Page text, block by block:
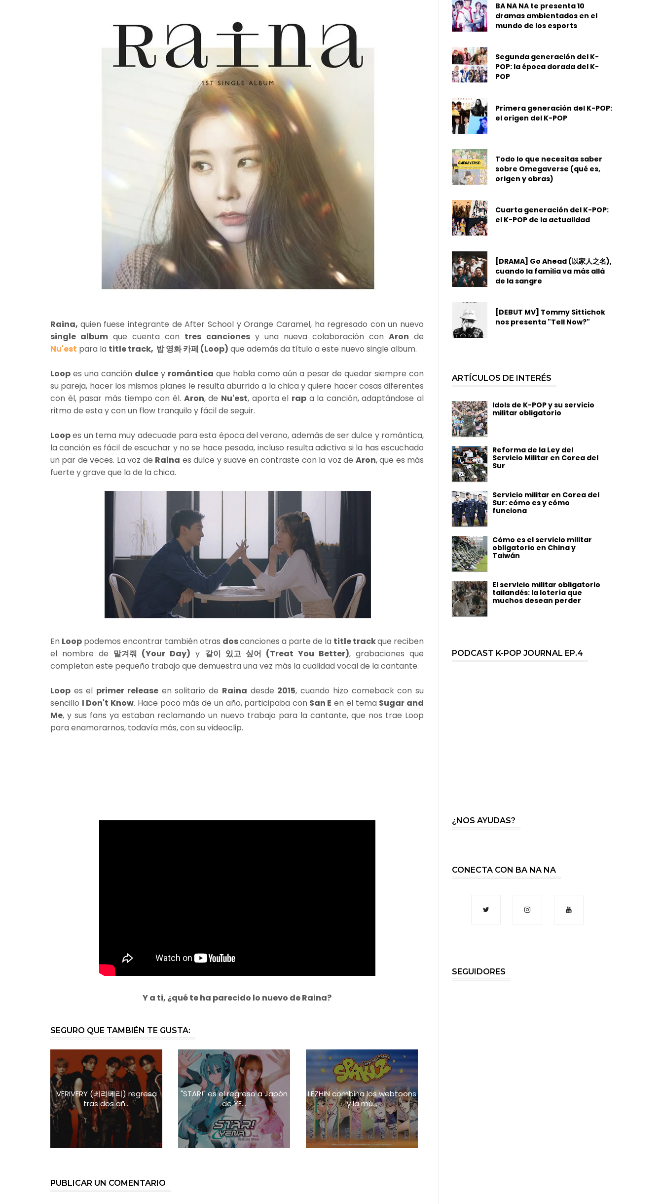
Raina, quien fuese integrante de After School y Orange Caramel, ha regresado con un nuevo
single album que cuenta con tres cancionesy una nueva colaboración conAron de
Nu'est para la title track, 밥 영화 카페 (Loop) que además da título a este nuevo single album.
Loop es una canción dulce y romántica que habla como aún a pesar de quedar siempre con
su pareja, hacer los mismos planes le resulta aburrido a la chica y quiere hacer cosas diferentes
con él, pasar más tiempo con él. Aron, de Nu'est, aporta el rapa la canción, adaptándose al
ritmo de esta y con un flow tranquilo y fácil de seguir.
Loopes un tema muy adecuade para esta época del verano, además de ser dulce y romántica,
la canción es fácil de escuchar y no se hace pesada, incluso resulta adictiva si la has escuchado
un par de veces. La voz de Raina es dulce y suave en contraste con la voz de Aron, que es más
fuerte y grave que la de la chica.
En Loop podemos encontrar también otras doscanciones a parte de la title trackque reciben
el nombre de 맡겨줘 (Your Day) y 같이 있고 싶어 (Treat You Better), grabaciones que
completan este pequeño trabajo que demuestra una vez más la cualidad vocal de la cantante.
Loop es el primer releaseen solitario de Raina desde 2015, cuando hizo comeback con su
sencillo I Don't Know. Hace poco más de un año, participaba con San E en el tema Sugar and
Me, y sus fans ya estaban reclamando un nuevo trabajo para la cantante, que nos trae Loop
para enamorarnos, todavía más, con su videoclip.
Y a ti, ¿qué te ha parecido lo nuevo de Raina?
SEGURO QUE TAMBIÉN TE GUSTA:
VERIVERY (베리베리) regresa
tras dos añ...
"STAR!" es el regreso a Japón
de YE...
LEZHIN combina los webtoons
y la mú...
PUBLICAR UN COMENTARIO
BA NA NA te presenta 10
dramas ambientados en el
mundo de los esports
Segunda generación del K-
POP: la época dorada del K-
POP
Primera generación del K-POP:
el origen del K-POP
Todo lo que necesitas saber
sobre Omegaverse (qué es,
origen y obras)
Cuarta generación del K-POP:
el K-POP de la actualidad
[DRAMA] Go Ahead (以家人之名),
cuando la familia va más allá
de la sangre
[DEBUT MV] Tommy Sittichok
nos presenta "Tell Now?"
ARTÍCULOS DE INTERÉS
Idols de K-POP y su servicio
militar obligatorio
Reforma de la Ley del
Servicio Militar en Corea del
Sur
Servicio militar en Corea del
Sur: cómo es y cómo
funciona
Cómo es el servicio militar
obligatorio en China y
Taiwán
El servicio militar obligatorio
tailandés: la lotería que
muchos desean perder
PODCAST K-POP JOURNAL EP.4
¿NOS AYUDAS?
CONECTA CON BA NA NA
SEGUIDORES